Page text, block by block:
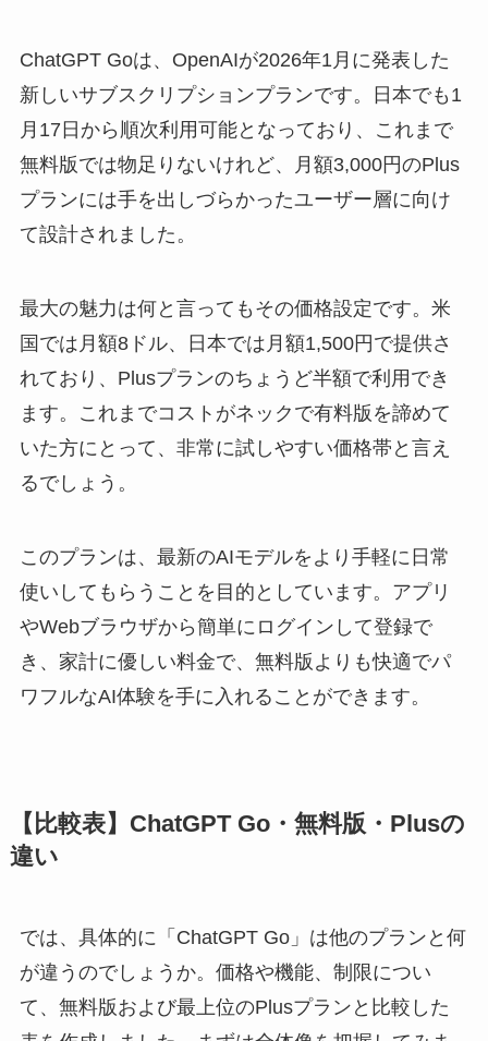
ChatGPT Goは、OpenAIが2026年1月に発表した
新しいサブスクリプションプランです。日本でも1
月17日から順次利用可能となっており、これまで
無料版では物足りないけれど、月額3,000円のPlus
プランには手を出しづらかったユーザー層に向け
て設計されました。
最大の魅力は何と言ってもその価格設定です。米
国では月額8ドル、日本では月額1,500円で提供さ
れており、Plusプランのちょうど半額で利用でき
ます。これまでコストがネックで有料版を諦めて
いた方にとって、非常に試しやすい価格帯と言え
るでしょう。
このプランは、最新のAIモデルをより手軽に日常
使いしてもらうことを目的としています。アプリ
やWebブラウザから簡単にログインして登録で
き、家計に優しい料金で、無料版よりも快適でパ
ワフルなAI体験を手に入れることができます。
【比較表】ChatGPT Go・無料版・Plusの
違い
では、具体的に「ChatGPT Go」は他のプランと何
が違うのでしょうか。価格や機能、制限につい
て、無料版および最上位のPlusプランと比較した